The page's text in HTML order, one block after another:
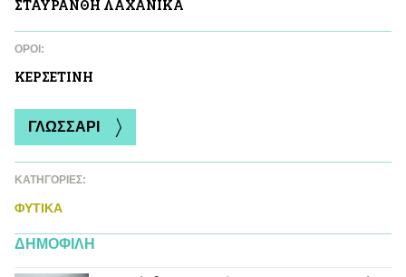
ΣΤΑΥΡΑΝΘΗ ΛΑΧΑΝΙΚA
ΌΡΟΙ:
ΚΕΡΣΕΤΙΝΗ
ΓΛΩΣΣΑΡΙ
ΚΑΤΗΓΟΡΙΕΣ:
ΦΥΤΙΚA
ΔΗΜΟΦΙΛΗ